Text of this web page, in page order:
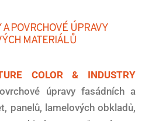
A POVRCHOVÉ ÚPRAVY
MATERIÁLŮ
COLOR & INDUSTRY
úpravy fasádních a
panelů, lamelových obkladů,